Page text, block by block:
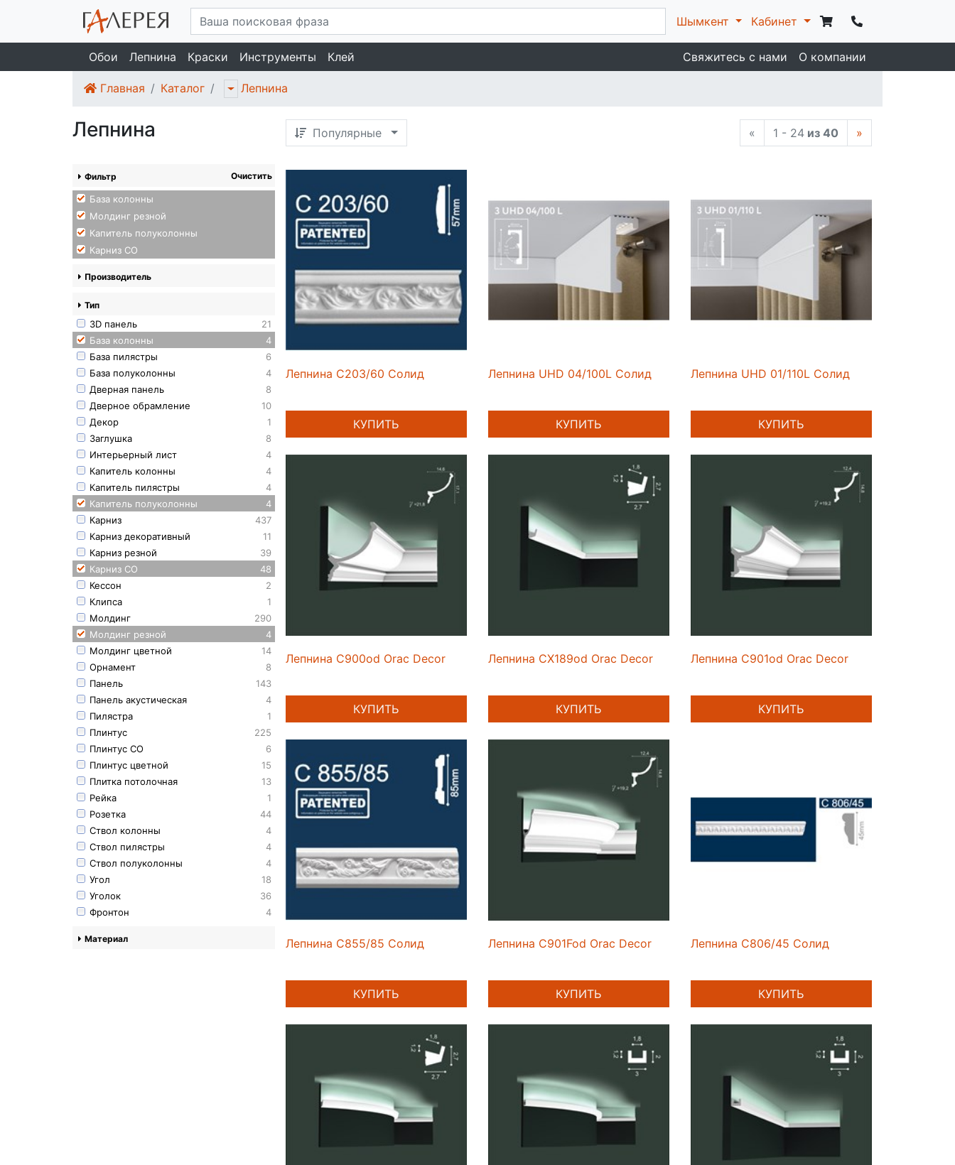
Шымкент Кабинет
Обои Лепнина Краски Инструменты Клей Свяжитесь с нами О компании
Главная Каталог Лепнина
Лепнина Популярные « 1 - 24 из 40 »
Фильтр Очистить
База колонны
Молдинг резной
Капитель полуколонны
Карниз СО
Производитель
Тип
3D панель
21
База колонны
4
База пилястры
6
База полуколонны
4
Дверная панель
8
Дверное обрамление
10
Декор
1
Заглушка
8
Интерьерный лист
4
Капитель колонны
4
Капитель пилястры
4
Капитель полуколонны
4
Карниз
437
Карниз декоративный
11
Карниз резной
39
Карниз СО
48
Кессон
2
Клипса
1
Молдинг
290
Молдинг резной
4
Молдинг цветной
14
Орнамент
8
Панель
143
Панель акустическая
4
Пилястра
1
Плинтус
225
Плинтус СО
6
Плинтус цветной
15
Плитка потолочная
13
Рейка
1
Розетка
44
Ствол колонны
4
Ствол пилястры
4
Ствол полуколонны
4
Угол
18
Уголок
36
Фронтон
4
Материал
Лепнина C203/60 Солид
КУПИТЬ
Лепнина UHD 04/100L Солид
КУПИТЬ
Лепнина UHD 01/110L Солид
КУПИТЬ
Лепнина C900od Orac Decor
КУПИТЬ
Лепнина CX189od Orac Decor
КУПИТЬ
Лепнина C901od Orac Decor
КУПИТЬ
Лепнина C855/85 Солид
КУПИТЬ
Лепнина C901Fod Orac Decor
КУПИТЬ
Лепнина C806/45 Солид
КУПИТЬ